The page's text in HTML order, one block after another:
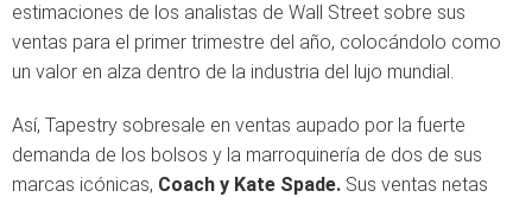
estimaciones de los analistas de Wall Street sobre sus
ventas para el primer trimestre del año, colocándolo como
un valor en alza dentro de la industria del lujo mundial.
Así, Tapestry sobresale en ventas aupado por la fuerte
demanda de los bolsos y la marroquinería de dos de sus
marcas icónicas, Coach y Kate Spade. Sus ventas netas